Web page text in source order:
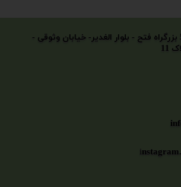
​​​​​​​تهران - کیلومتر 5 بزرگراه فتح - بلوار الغدیر- خیابان وثوقی -
11
i